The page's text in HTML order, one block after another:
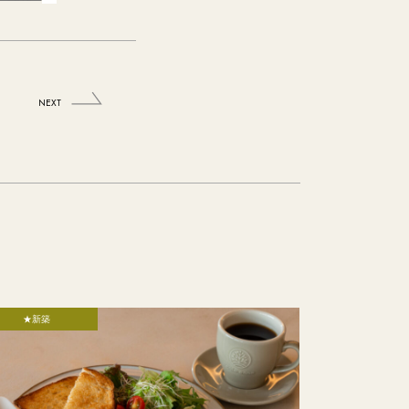
NEXT
★新築